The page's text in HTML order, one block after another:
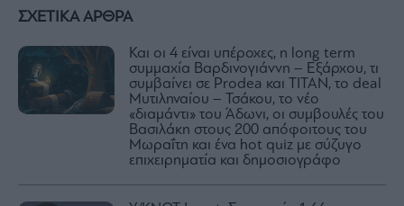
ΣΧΕΤΙΚΑ ΑΡΘΡΑ
Και οι 4 είναι υπέροχες, η long term
συμμαχία Βαρδινογιάννη – Εξάρχου, τι
συμβαίνει σε Prodea και ΤΙΤΑΝ, το deal
Μυτιληναίου – Τσάκου, το νέο
«διαμάντι» του Άδωνι, οι συμβουλές του
Βασιλάκη στους 200 απόφοιτους του
Μωραΐτη και ένα hot quiz με σύζυγο
επιχειρηματία και δημοσιογράφο